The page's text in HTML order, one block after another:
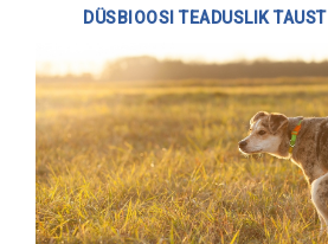
DÜSBIOOSI TEADUSLIK TAUST